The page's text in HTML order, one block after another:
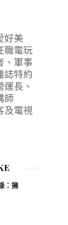
好美
職電玩
、軍事
誌特約
長、
師
及電視
：擁